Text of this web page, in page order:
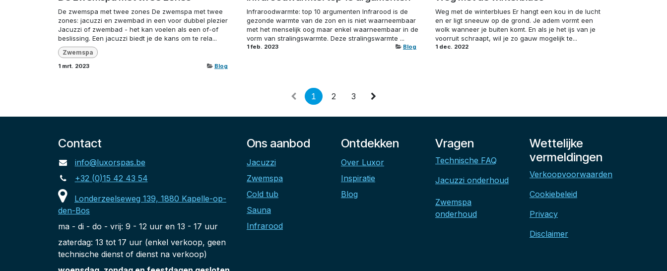
De zwemspa met twee zones De zwemspa met twee
zones: jacuzzi en zwembad in een voor dubbel plezier
Jacuzzi of zwembad - het kan voelen als een of-of
beslissing. Een jacuzzi biedt je de kans om te rela...
Zwemspa
1 mrt. 2023 Blog
Infraroodwarmte: top 10 argumenten Infrarood is de
gezonde warmte van de zon en is niet waarneembaar
met het menselijk oog maar enkel waarneembaar in de
vorm van stralingswarmte. Deze stralingswarmte ...
1 feb. 2023 Blog
Weg met de winterblues Er hangt een kou in de lucht
en er ligt sneeuw op de grond. Je adem vormt een
wolk wanneer je buiten komt. En als je het ijs van je
voorruit schraapt, wil je zo gauw mogelijk te...
1 dec. 2022
1 2 3
Contact
info@luxorspas.be
+32 (0)15 42 43 54
Londerzeelseweg 139, 1880 Kapelle-op-
den-Bos
ma - di - do - vrij: 9 - 12 uur en 13 - 17 uur
zaterdag: 13 tot 17 uur (enkel verkoop, geen
technische dienst of dienst na verkoop)
Ons aanbod
Jacuzzi
Zwemspa
Cold tub
Sauna
Infrarood
Ontdekken
Over Luxor
Inspiratie
Blog
Vragen
Technische FAQ
Jacuzzi onderhoud
Zwemspa
onderhoud
Wettelijke
vermeldingen
Verkoopvoorwaarden
Cookiebeleid
Privacy
Disclaimer